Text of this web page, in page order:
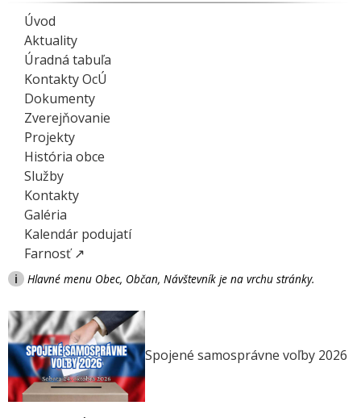
Úvod
Aktuality
Úradná tabuľa
Kontakty OcÚ
Dokumenty
Zverejňovanie
Projekty
História obce
Služby
Kontakty
Galéria
Kalendár podujatí
Farnosť ↗
i Hlavné menu Obec, Občan, Návštevník je na vrchu stránky.
Spojené samosprávne voľby 2026